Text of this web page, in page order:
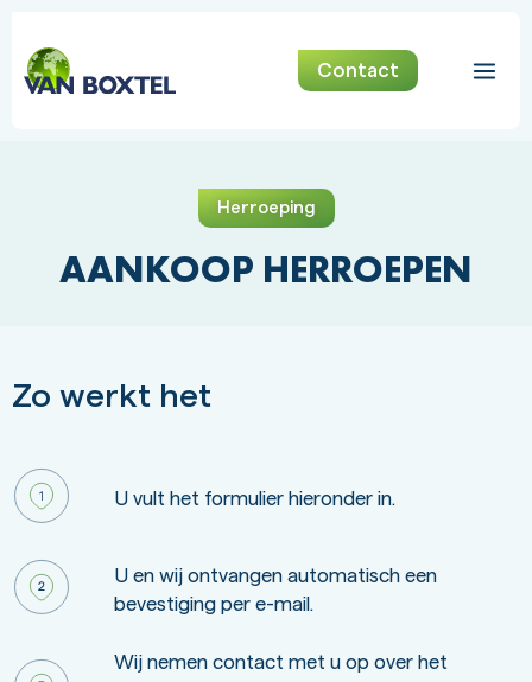
Contact
Herroeping
AANKOOP HERROEPEN
Zo werkt het
U vult het formulier hieronder in.
U en wij ontvangen automatisch een
bevestiging per e-mail.
Wij nemen contact met u op over het